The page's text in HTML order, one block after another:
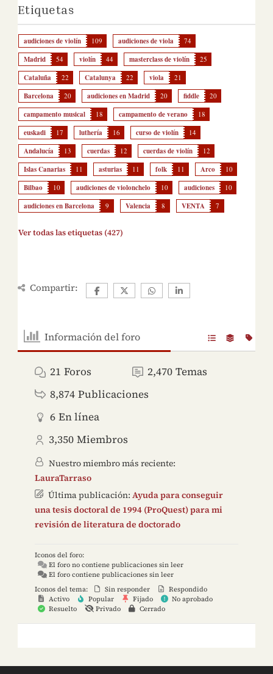
Etiquetas
audiciones de violín 109 audiciones de viola 74
Madrid 54 violín 44 masterclass de violín 25
Cataluña 22 Catalunya 22 viola 21
Barcelona 20 audiciones en Madrid 20 fiddle 20
campamento musical 18 campamento de verano 18
euskadi 17 luthería 16 curso de violín 14
Andalucía 13 cuerdas 12 cuerdas de violín 12
Islas Canarias 11 asturias 11 folk 11 Arco 10
Bilbao 10 audiciones de violonchelo 10 audiciones 10
audiciones en Barcelona 9 Valencia 8 VENTA 7
Ver todas las etiquetas (427)
Compartir:
Información del foro
21 Foros 2,470 Temas
8,874 Publicaciones
6 En línea
3,350 Miembros
Nuestro miembro más reciente:
LauraTarraso
Última publicación: Ayuda para conseguir
una tesis doctoral de 1994 (ProQuest) para mi
revisión de literatura de doctorado
Iconos del foro:
El foro no contiene publicaciones sin leer
El foro contiene publicaciones sin leer
Iconos del tema:
Sin responder
Respondido
Activo
Popular Fijado
No aprobado
Resuelto
Privado Cerrado